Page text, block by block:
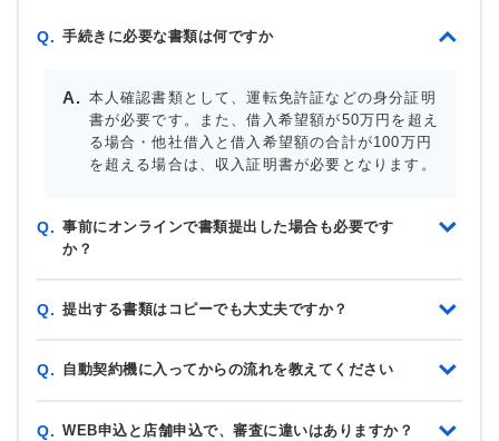
Q. 手続きに必要な書類は何ですか
本人確認書類として、運転免許証などの身分証明
書が必要です。また、借入希望額が50万円を超え
る場合・他社借入と借入希望額の合計が100万円
を超える場合は、収入証明書が必要となります。
Q. 事前にオンラインで書類提出した場合も必要です
か？
Q. 提出する書類はコピーでも大丈夫ですか？
Q. 自動契約機に入ってからの流れを教えてください
Q. WEB申込と店舗申込で、審査に違いはありますか？